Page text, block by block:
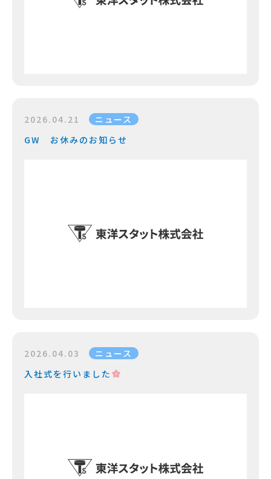
2026.04.21
ニュース
GW お休みのお知らせ
2026.04.03
ニュース
入社式を行いました